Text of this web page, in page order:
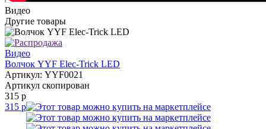
Видео
Другие товары
Видео
Волчок YYF Elec-Trick LED
Артикул: YYF0021
Артикул скопирован
315 р
315 р